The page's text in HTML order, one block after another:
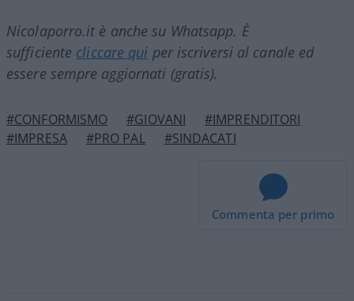
Nicolaporro.it è anche su Whatsapp. È
sufficiente cliccare qui per iscriversi al canale ed
essere sempre aggiornati (gratis).
#CONFORMISMO #GIOVANI
#IMPRENDITORI
#IMPRESA
#PRO PAL #SINDACATI
Commenta per primo